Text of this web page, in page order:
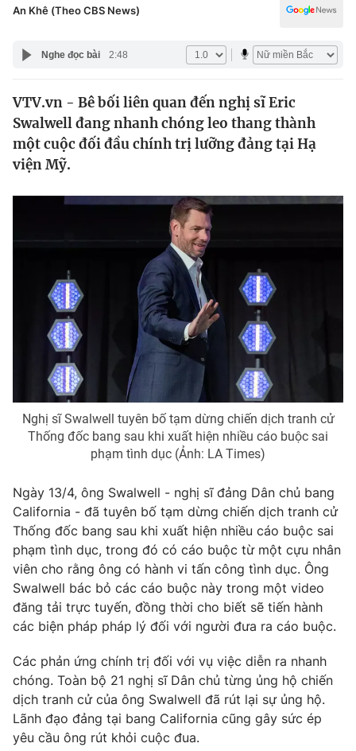
Pháp luật
Y tế
Thế giới
Tin tức
Thế giới đó đây
Câu chuyện quốc tế
Kinh tế
Dữ liệu và đời sống
Truyền hình
Phim VTV
Hậu trường
Nhân vật
Khán giả
Giải sao mai
Giải trí
Điện ảnh
Đời sống
Du lịch
Làm đẹp
Chất lượng cuộc sống
Giáo dục
Tuyển sinh
Học trực tuyến
Công nghệ
Hitech Công nghệ tương lai
Sản phẩm
Thị trường
Tư vấn
Lịch phát sóng
Chuyên mục khác
Emagazine Podcast
Photo Infographic
Video Shorts video
Công nghệ
An Khê (Theo CBS News)
Nghe đọc bài 2:48
VTV.vn - Bê bối liên quan đến nghị sĩ Eric
Swalwell đang nhanh chóng leo thang thành
một cuộc đối đầu chính trị lưỡng đảng tại Hạ
viện Mỹ.
Nghị sĩ Swalwell tuyên bố tạm dừng chiến dịch tranh cử
Thống đốc bang sau khi xuất hiện nhiều cáo buộc sai
phạm tình dục (Ảnh: LA Times)
Ngày 13/4, ông Swalwell - nghị sĩ đảng Dân chủ bang
California - đã tuyên bố tạm dừng chiến dịch tranh cử
Thống đốc bang sau khi xuất hiện nhiều cáo buộc sai
phạm tình dục, trong đó có cáo buộc từ một cựu nhân
viên cho rằng ông có hành vi tấn công tình dục. Ông
Swalwell bác bỏ các cáo buộc này trong một video
đăng tải trực tuyến, đồng thời cho biết sẽ tiến hành
các biện pháp pháp lý đối với người đưa ra cáo buộc.
Các phản ứng chính trị đối với vụ việc diễn ra nhanh
chóng. Toàn bộ 21 nghị sĩ Dân chủ từng ủng hộ chiến
dịch tranh cử của ông Swalwell đã rút lại sự ủng hộ.
Lãnh đạo đảng tại bang California cũng gây sức ép
yêu cầu ông rút khỏi cuộc đua.